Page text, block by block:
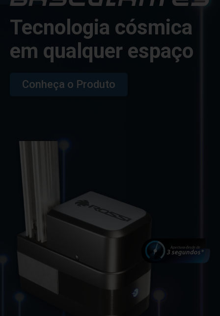
Tecnologia cósmica
em qualquer espaço
Conheça o Produto